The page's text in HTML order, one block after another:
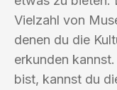
Vielzahl von
denen du die
erkunden
bist, kannst du